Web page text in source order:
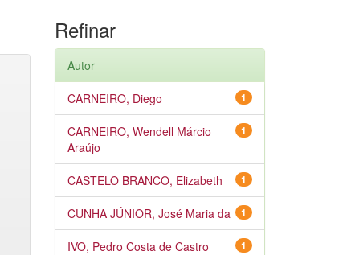
Refinar
Autor
1
CARNEIRO, Diego
1
CARNEIRO, Wendell Márcio
Araújo
1
CASTELO BRANCO, Elizabeth
1
CUNHA JÚNIOR, José Maria da
1
IVO, Pedro Costa de Castro